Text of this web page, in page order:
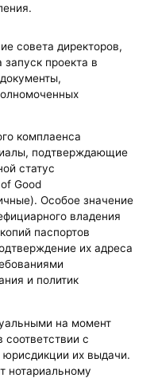
совета директоров,
проекта в
комплаенса
подтверждающие
статус
Good
Особое значение
владения
паспортов
их адреса
и политик
на момент
с
юрисдикции их выдачи.
нотариальному